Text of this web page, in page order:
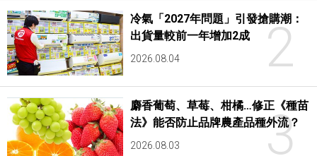
2
冷氣「2027年問題」引發搶購潮：
出貨量較前一年增加2成
2026.08.04
3
麝香葡萄、草莓、柑橘…修正《種苗
法》能否防止品牌農產品種外流？
2026.08.03